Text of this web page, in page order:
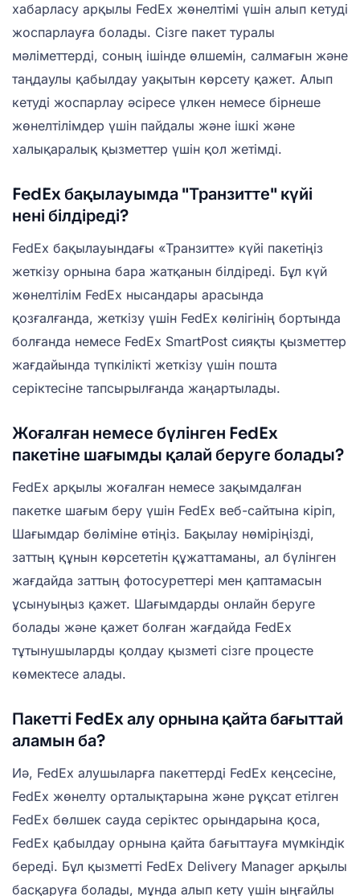
хабарласу арқылы FedEx жөнелтімі үшін алып кетуді
жоспарлауға болады. Сізге пакет туралы
мәліметтерді, соның ішінде өлшемін, салмағын және
таңдаулы қабылдау уақытын көрсету қажет. Алып
кетуді жоспарлау әсіресе үлкен немесе бірнеше
жөнелтілімдер үшін пайдалы және ішкі және
халықаралық қызметтер үшін қол жетімді.
FedEx бақылауымда "Транзитте" күйі
нені білдіреді?
FedEx бақылауындағы «Транзитте» күйі пакетіңіз
жеткізу орнына бара жатқанын білдіреді. Бұл күй
жөнелтілім FedEx нысандары арасында
қозғалғанда, жеткізу үшін FedEx көлігінің бортында
болғанда немесе FedEx SmartPost сияқты қызметтер
жағдайында түпкілікті жеткізу үшін пошта
серіктесіне тапсырылғанда жаңартылады.
Жоғалған немесе бүлінген FedEx
пакетіне шағымды қалай беруге болады?
FedEx арқылы жоғалған немесе зақымдалған
пакетке шағым беру үшін FedEx веб-сайтына кіріп,
Шағымдар бөліміне өтіңіз. Бақылау нөміріңізді,
заттың құнын көрсететін құжаттаманы, ал бүлінген
жағдайда заттың фотосуреттері мен қаптамасын
ұсынуыңыз қажет. Шағымдарды онлайн беруге
болады және қажет болған жағдайда FedEx
тұтынушыларды қолдау қызметі сізге процесте
көмектесе алады.
Пакетті FedEx алу орнына қайта бағыттай
аламын ба?
Иә, FedEx алушыларға пакеттерді FedEx кеңсесіне,
FedEx жөнелту орталықтарына және рұқсат етілген
FedEx бөлшек сауда серіктес орындарына қоса,
FedEx қабылдау орнына қайта бағыттауға мүмкіндік
береді. Бұл қызметті FedEx Delivery Manager арқылы
басқаруға болады, мұнда алып кету үшін ыңғайлы